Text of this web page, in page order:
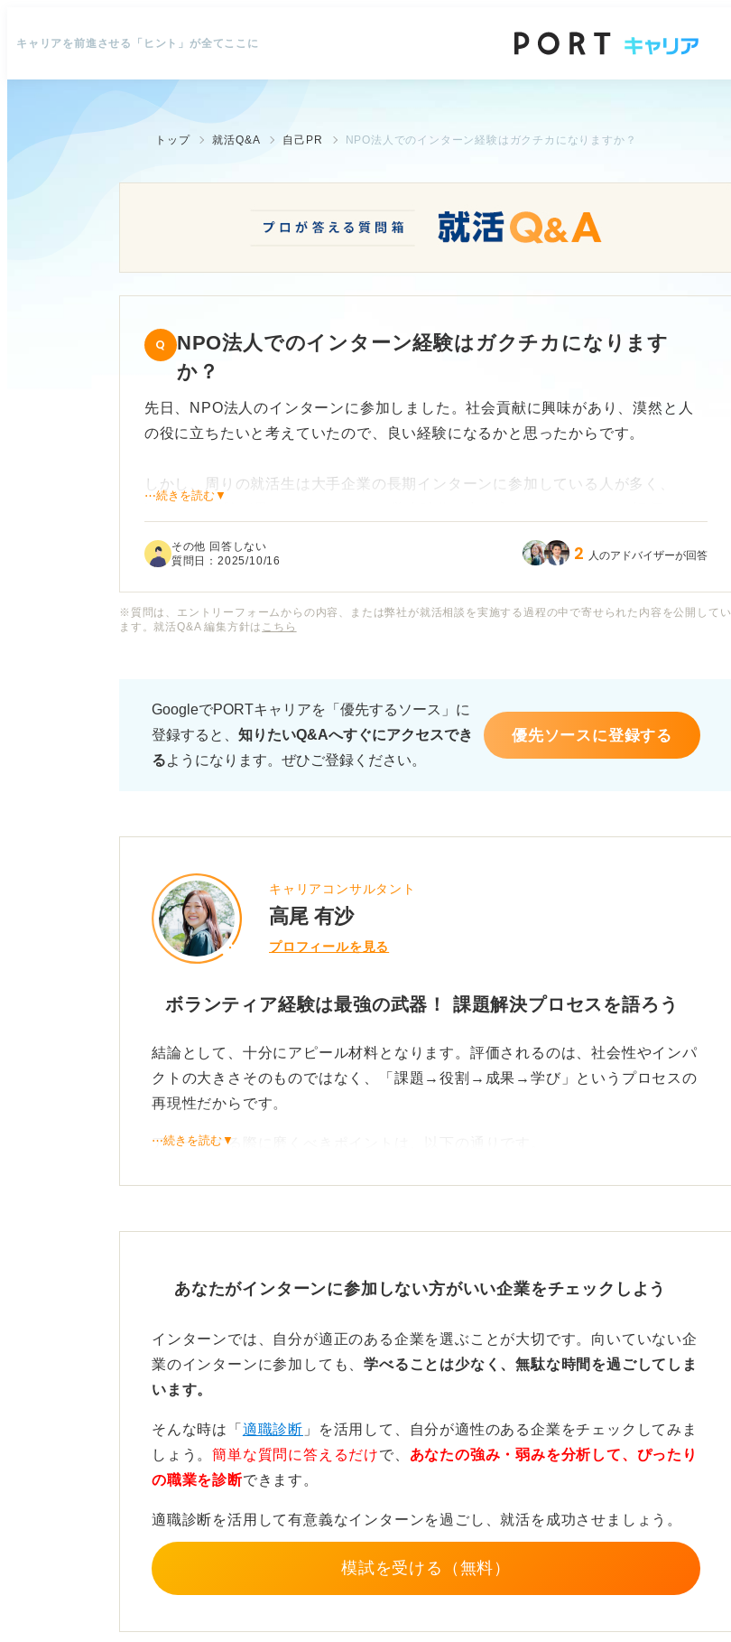
キャリアを前進させる「ヒント」が全てここに
トップ 就活Q&A 自己PR NPO法人でのインターン経験はガクチカになりますか？
NPO法人でのインターン経験はガクチカになります
か？
先日、NPO法人のインターンに参加しました。社会貢献に興味があり、漠然と人
の役に立ちたいと考えていたので、良い経験になるかと思ったからです。
しかし、周りの就活生は大手企業の長期インターンに参加している人が多く、
ターンでの経験をガクチカとして話す場合、どのような点に注意してアピールすれ
ば良いでしょうか？
いても、教えていただけると幸いです。
⋯続きを読む▼
その他 回答しない
質問日：2025/10/16 2 人のアドバイザーが回答
※質問は、エントリーフォームからの内容、または弊社が就活相談を実施する過程の中で寄せられた内容を公開してい
ます。就活Q&A 編集方針は こちら
GoogleでPORTキャリアを「優先するソース」に
登録すると、 知りたいQ&Aへすぐにアクセスでき
るようになります。ぜひご登録ください。
優先ソースに登録する
キャリアコンサルタント
高尾 有沙
プロフィールを見る
ボランティア経験は最強の武器！ 課題解決プロセスを語ろう
結論として、十分にアピール材料となります。評価されるのは、社会性やインパ
クトの大きさそのものではなく、「課題→役割→成果→学び」というプロセスの
再現性だからです。
アピールする際に磨くべきポイントは、以下の通りです。
まず、課題の定義から示しましょう。「誰の」「どのような」課題を解決する活
向上などです。
体的な効果を示してください。
最後に、制約と工夫です。予算がゼロ、関係者が多い、平日は活動できないな
ど、現実的な制約のなかで、どのように工夫して乗り越えたのかを記載しましょ
う。
伝わる書き方は決まっている！ 6項目を盛り込んだ構成でロジカルに
示そう
以下の6つを押さえた構成で書くと、論理的で企業に好印象を与えられると思い
①背景・目的
⋯続きを読む▼
あなたがインターンに参加しない方がいい企業をチェックしよう
インターンでは、自分が適正のある企業を選ぶことが大切です。向いていない企
業のインターンに参加しても、学べることは少なく、無駄な時間を過ごしてしま
います。
そんな時は「 適職診断 」を活用して、自分が適性のある企業をチェックしてみま
しょう。簡単な質問に答えるだけで、 あなたの強み・弱みを分析して、ぴったり
の職業を診断できます。
適職診断を活用して有意義なインターンを過ごし、就活を成功させましょう。
模試を受ける（無料）